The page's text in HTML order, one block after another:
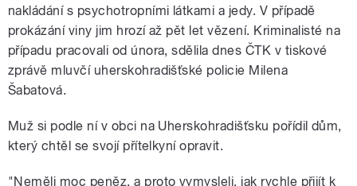
nakládání s psychotropními látkami a jedy. V případě
prokázání viny jim hrozí až pět let vězení. Kriminalisté na
případu pracovali od února, sdělila dnes ČTK v tiskové
zprávě mluvčí uherskohradišťské policie Milena
Šabatová.
Muž si podle ní v obci na Uherskohradišťsku pořídil dům,
který chtěl se svojí přítelkyní opravit.
"Neměli moc peněz, a proto vymysleli, jak rychle přijít k